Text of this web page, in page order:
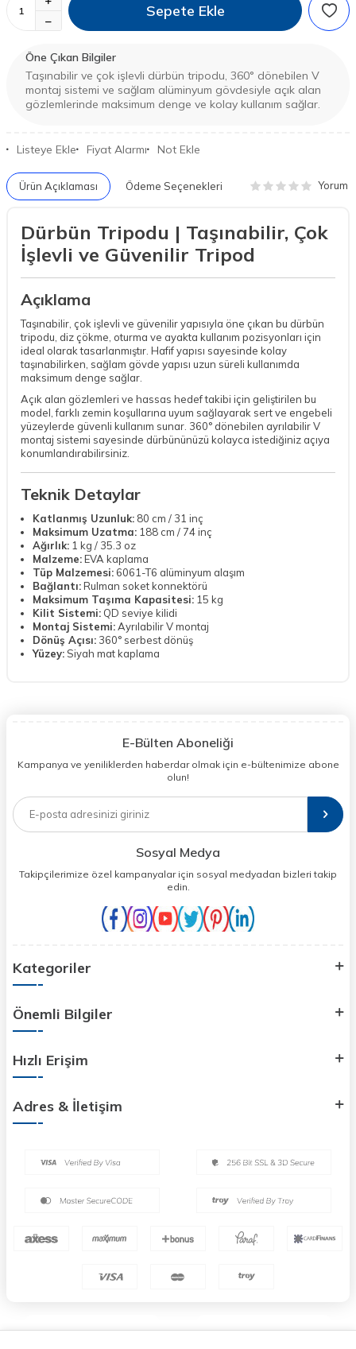
Sepete Ekle
Öne Çıkan Bilgiler
Taşınabilir ve çok işlevli dürbün tripodu, 360° dönebilen V
montaj sistemi ve sağlam alüminyum gövdesiyle açık alan
gözlemlerinde maksimum denge ve kolay kullanım sağlar.
Listeye Ekle Fiyat Alarmı Not Ekle
Ürün Açıklaması Ödeme Seçenekleri Yorum
Dürbün Tripodu | Taşınabilir, Çok
İşlevli ve Güvenilir Tripod
Açıklama
Taşınabilir, çok işlevli ve güvenilir yapısıyla öne çıkan bu dürbün
tripodu, diz çökme, oturma ve ayakta kullanım pozisyonları için
ideal olarak tasarlanmıştır. Hafif yapısı sayesinde kolay
taşınabilirken, sağlam gövde yapısı uzun süreli kullanımda
maksimum denge sağlar.
Açık alan gözlemleri ve hassas hedef takibi için geliştirilen bu
model, farklı zemin koşullarına uyum sağlayarak sert ve engebeli
yüzeylerde güvenli kullanım sunar. 360° dönebilen ayrılabilir V
montaj sistemi sayesinde dürbününüzü kolayca istediğiniz açıya
konumlandırabilirsiniz.
Teknik Detaylar
Katlanmış Uzunluk: 80 cm / 31 inç
Maksimum Uzatma: 188 cm / 74 inç
Ağırlık: 1 kg / 35.3 oz
Malzeme:EVA kaplama
Tüp Malzemesi: 6061-T6 alüminyum alaşım
Bağlantı:Rulman soket konnektörü
Maksimum Taşıma Kapasitesi: 15 kg
Kilit Sistemi: QD seviye kilidi
Montaj Sistemi:Ayrılabilir V montaj
Dönüş Açısı: 360° serbest dönüş
Yüzey: Siyah mat kaplama
E-Bülten Aboneliği
Kampanya ve yeniliklerden haberdar olmak için e-bültenimize abone
olun!
Sosyal Medya
Takipçilerimize özel kampanyalar için sosyal medyadan bizleri takip
edin.
Kategoriler
Önemli Bilgiler
Hızlı Erişim
Adres & İletişim